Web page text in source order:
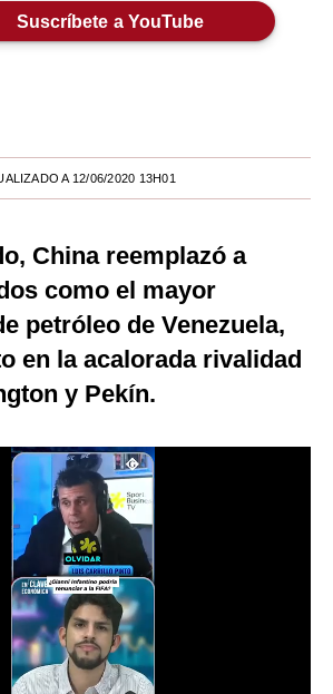
Suscríbete a YouTube
A 12/06/2020 13H01
China reemplazó a
como el mayor
petróleo de Venezuela,
en la acalorada rivalidad
y Pekín.